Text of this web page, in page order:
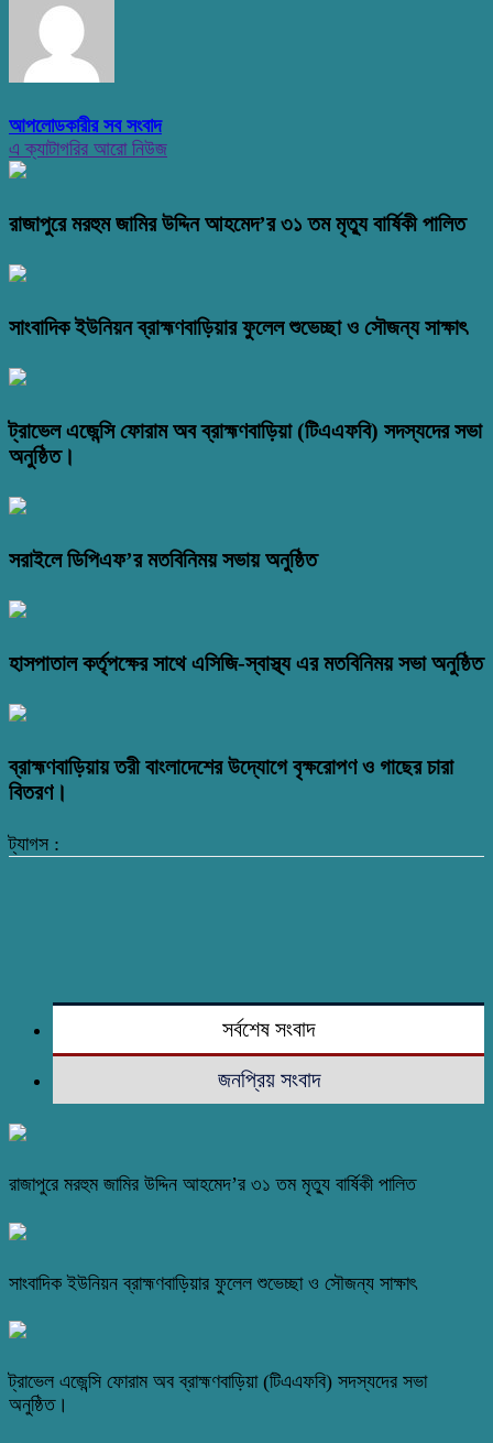
আপলোডকারীর সব সংবাদ
এ ক্যাটাগরির আরো নিউজ
রাজাপুরে মরহুম জামির উদ্দিন আহমেদ’র ৩১ তম মৃত্যু বার্ষিকী পালিত
সাংবাদিক ইউনিয়ন ব্রাহ্মণবাড়িয়ার ফুলেল শুভেচ্ছা ও সৌজন্য সাক্ষাৎ
ট্রাভেল এজেন্সি ফোরাম অব ব্রাহ্মণবাড়িয়া (টিএএফবি) সদস্যদের সভা
অনুষ্ঠিত।
সরাইলে ডিপিএফ’র মতবিনিময় সভায় অনুষ্ঠিত
হাসপাতাল কর্তৃপক্ষের সাথে এসিজি-স্বাস্থ্য এর মতবিনিময় সভা অনুষ্ঠিত
ব্রাহ্মণবাড়িয়ায় তরী বাংলাদেশের উদ্যোগে বৃক্ষরোপণ ও গাছের চারা
বিতরণ।
ট্যাগস :
সর্বশেষ সংবাদ
জনপ্রিয় সংবাদ
রাজাপুরে মরহুম জামির উদ্দিন আহমেদ’র ৩১ তম মৃত্যু বার্ষিকী পালিত
সাংবাদিক ইউনিয়ন ব্রাহ্মণবাড়িয়ার ফুলেল শুভেচ্ছা ও সৌজন্য সাক্ষাৎ
ট্রাভেল এজেন্সি ফোরাম অব ব্রাহ্মণবাড়িয়া (টিএএফবি) সদস্যদের সভা
অনুষ্ঠিত।